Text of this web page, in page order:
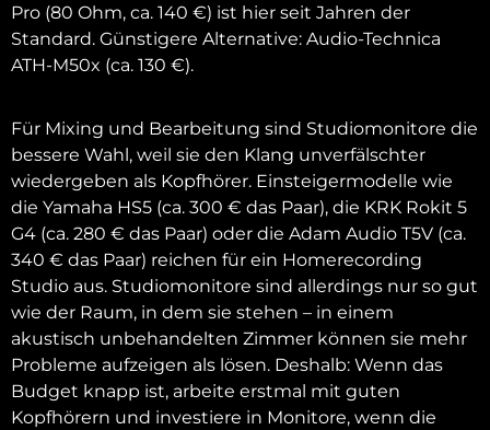
Pro (80 Ohm, ca. 140 €) ist hier seit Jahren der
Standard. Günstigere Alternative: Audio-Technica
ATH-M50x (ca. 130 €).
Für Mixing und Bearbeitung sind Studiomonitore die
bessere Wahl, weil sie den Klang unverfälschter
wiedergeben als Kopfhörer. Einsteigermodelle wie
die Yamaha HS5 (ca. 300 € das Paar), die KRK Rokit 5
G4 (ca. 280 € das Paar) oder die Adam Audio T5V (ca.
340 € das Paar) reichen für ein Homerecording
Studio aus. Studiomonitore sind allerdings nur so gut
wie der Raum, in dem sie stehen – in einem
akustisch unbehandelten Zimmer können sie mehr
Probleme aufzeigen als lösen. Deshalb: Wenn das
Budget knapp ist, arbeite erstmal mit guten
Kopfhörern und investiere in Monitore, wenn die